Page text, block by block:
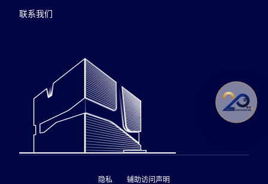
联系我们
隐私 辅助访问声明